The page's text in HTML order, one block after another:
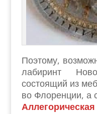
Поэтому,
лабиринт
состоящий из
во Флоренции, а